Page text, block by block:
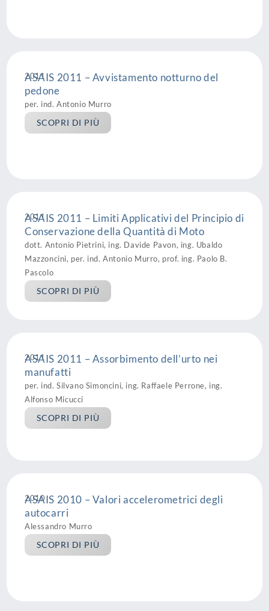
2011
ASAIS 2011 – Avvistamento notturno del
pedone
per. ind. Antonio Murro
SCOPRI DI PIÙ
2011
ASAIS 2011 – Limiti Applicativi del Principio di
Conservazione della Quantità di Moto
dott. Antonio Pietrini, ing. Davide Pavon, ing. Ubaldo
Mazzoncini, per. ind. Antonio Murro, prof. ing. Paolo B.
Pascolo
SCOPRI DI PIÙ
2011
ASAIS 2011 – Assorbimento dell’urto nei
manufatti
per. ind. Silvano Simoncini, ing. Raffaele Perrone, ing.
Alfonso Micucci
SCOPRI DI PIÙ
2010
ASAIS 2010 – Valori accelerometrici degli
autocarri
Alessandro Murro
SCOPRI DI PIÙ